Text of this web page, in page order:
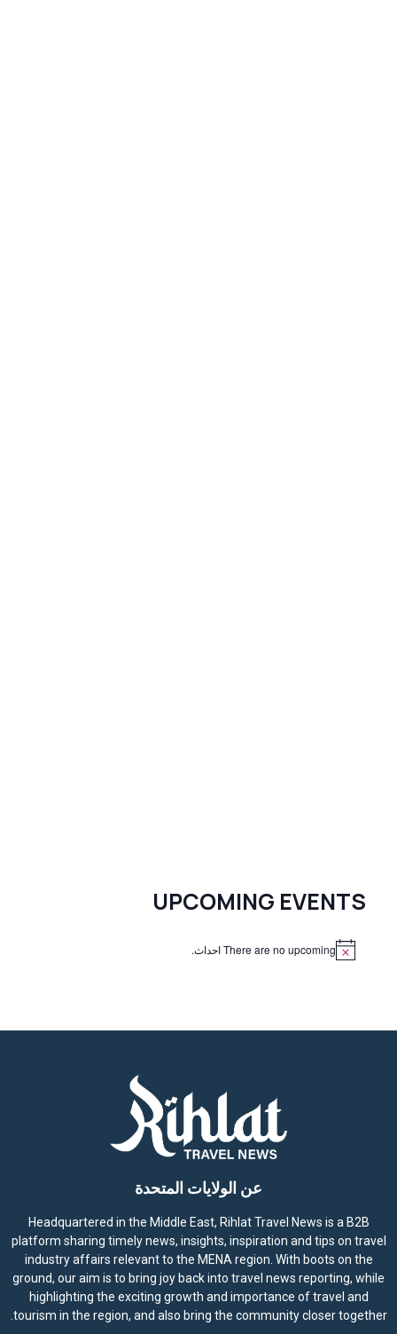
UPCOMING EVENTS
There are no upcoming احداث.
عن الولايات المتحدة
Headquartered in the Middle East, Rihlat Travel News is a B2B
platform sharing timely news, insights, inspiration and tips on travel
industry affairs relevant to the MENA region. With boots on the
ground, our aim is to bring joy back into travel news reporting, while
highlighting the exciting growth and importance of travel and
tourism in the region, and also bring the community closer together.